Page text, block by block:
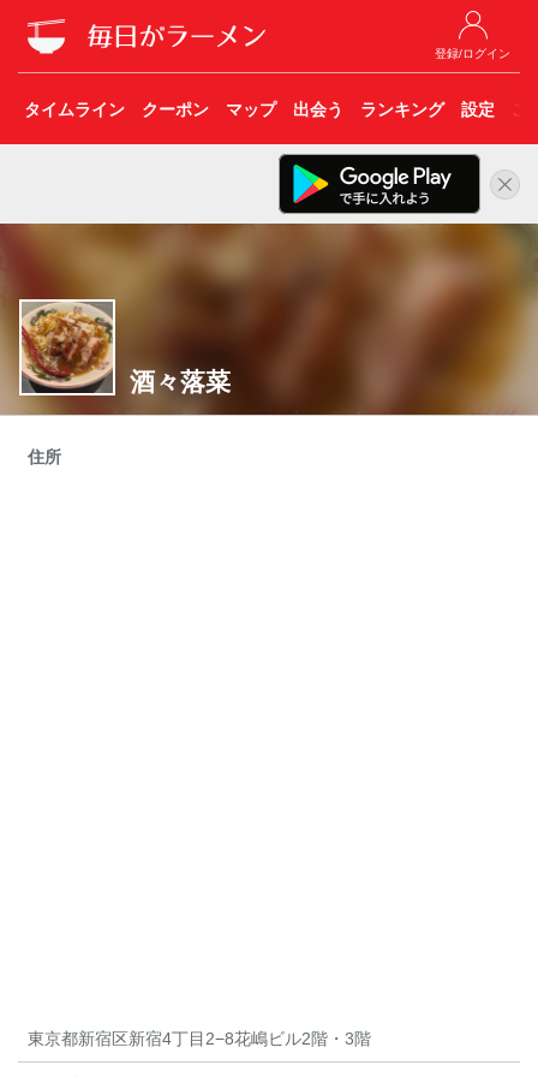
登録/ログイン
タイムライン クーポン マップ 出会う ランキング 設定 こ
酒々落菜
住所
東京都新宿区新宿4丁目2−8花嶋ビル2階・3階